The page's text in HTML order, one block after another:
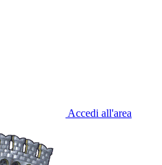
Accedi all'area